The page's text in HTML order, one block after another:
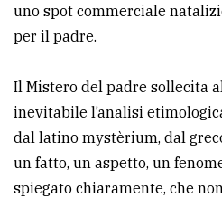
uno spot commerciale
per il padre.
Il Mistero del padre sollecita
inevitabile l’analisi
dal latino mystèrium, dal
un fatto, un aspetto, un
spiegato chiaramente, che